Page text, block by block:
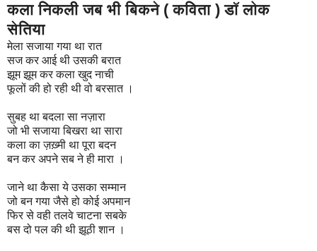
कला निकली जब भी बिकने ( कविता ) डॉ लोक
सेतिया
मेला सजाया गया था रात
सज कर आई थी उसकी बरात
झूम झूम कर कला खुद नाची
फूलों की हो रही थी वो बरसात ।
सुबह था बदला सा नज़ारा
जो भी सजाया बिखरा था सारा
कला का ज़ख़्मी था पूरा बदन
बन कर अपने सब ने ही मारा ।
जाने था कैसा ये उसका सम्मान
जो बन गया जैसे हो कोई अपमान
फिर से वही तलवे चाटना सबके
बस दो पल की थी झूठी शान ।